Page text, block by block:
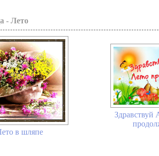
- Лето
в шляпе
Здравствуй